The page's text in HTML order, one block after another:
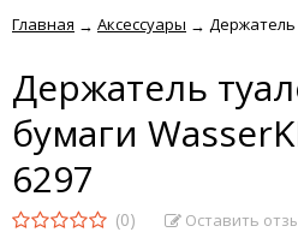
Главная → Аксессуары → Держатель
Держатель
бумаги
6297
(0) Оставить